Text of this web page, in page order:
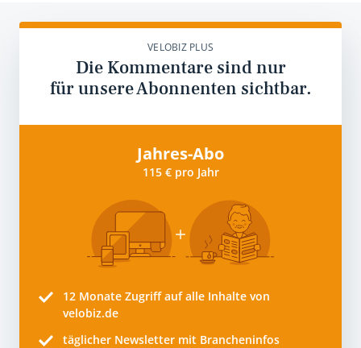
VELOBIZ PLUS
Die Kommentare sind nur
für unsere Abonnenten sichtbar.
Jahres-Abo
115 € pro Jahr
12 Monate Zugriff auf alle Inhalte von
velobiz.de
täglicher Newsletter mit Brancheninfos